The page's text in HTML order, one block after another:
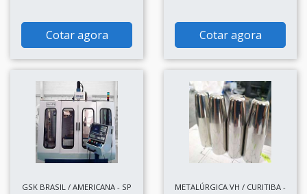
Cotar agora Cotar agora
GSK BRASIL / AMERICANA - SP
METALÚRGICA VH / CURITIBA -